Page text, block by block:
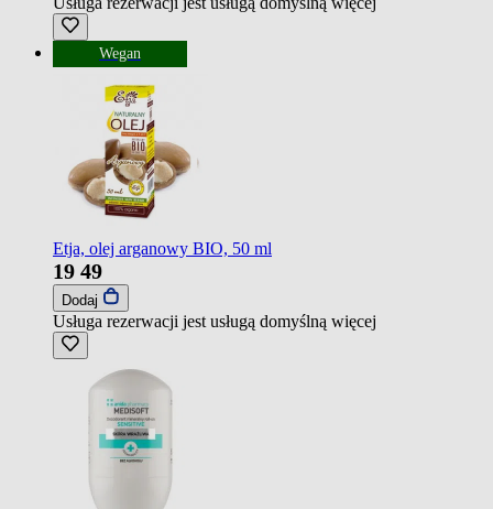
Wegan
Etja, olej arganowy BIO, 50 ml
19 49
Dodaj
Usługa rezerwacji jest usługą domyślną więcej